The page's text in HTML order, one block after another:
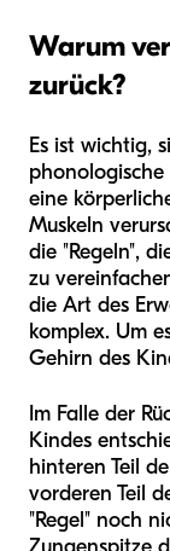
Warum
zurück?
Es ist wichtig,
phonologische
eine
Muskeln
die "Regeln",
zu
die Art des
komplex. Um
Gehirn des
Im Falle der
Kindes
hinteren Teil
vorderen Teil
"Regel" noch